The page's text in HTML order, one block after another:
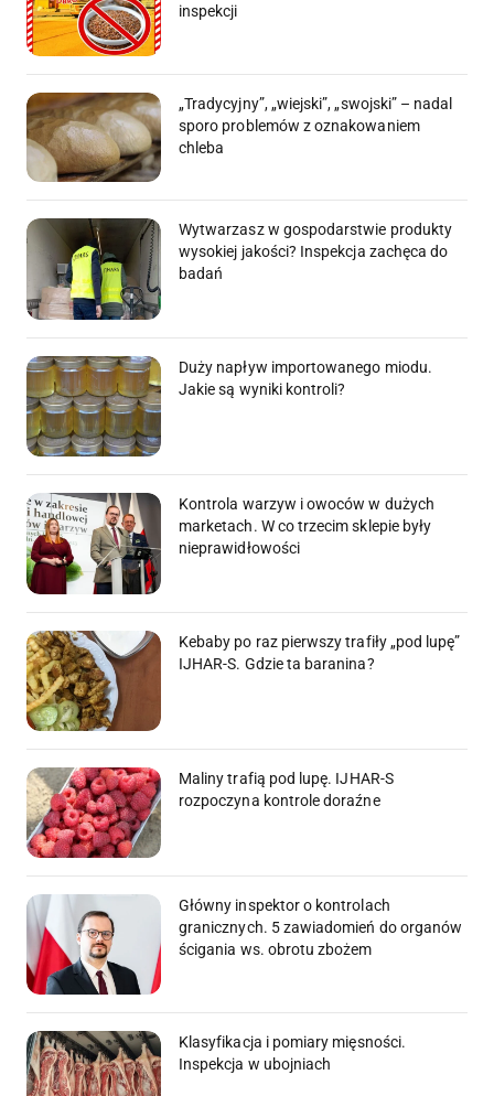
inspekcji
„Tradycyjny”, „wiejski”, „swojski” – nadal
sporo problemów z oznakowaniem
chleba
Wytwarzasz w gospodarstwie produkty
wysokiej jakości? Inspekcja zachęca do
badań
Duży napływ importowanego miodu.
Jakie są wyniki kontroli?
Kontrola warzyw i owoców w dużych
marketach. W co trzecim sklepie były
nieprawidłowości
Kebaby po raz pierwszy trafiły „pod lupę”
IJHAR-S. Gdzie ta baranina?
Maliny trafią pod lupę. IJHAR-S
rozpoczyna kontrole doraźne
Główny inspektor o kontrolach
granicznych. 5 zawiadomień do organów
ścigania ws. obrotu zbożem
Klasyfikacja i pomiary mięsności.
Inspekcja w ubojniach